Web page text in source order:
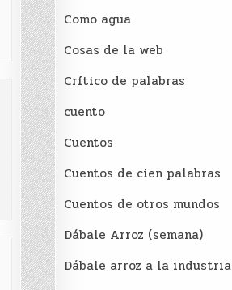
Como agua
Cosas de la web
Crítico de palabras
cuento
Cuentos
Cuentos de cien palabras
Cuentos de otros mundos
Dábale Arroz (semana)
Dábale arroz a la industria